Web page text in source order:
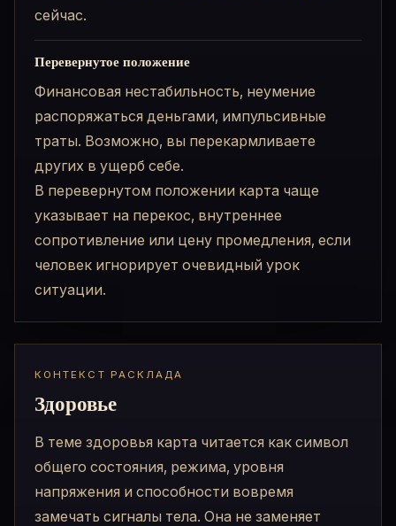
сейчас.
Перевернутое положение
Финансовая нестабильность, неумение
распоряжаться деньгами, импульсивные
траты. Возможно, вы перекармливаете
других в ущерб себе.
В перевернутом положении карта чаще
указывает на перекос, внутреннее
сопротивление или цену промедления, если
человек игнорирует очевидный урок
ситуации.
КОНТЕКСТ РАСКЛАДА
Здоровье
В теме здоровья карта читается как символ
общего состояния, режима, уровня
напряжения и способности вовремя
замечать сигналы тела. Она не заменяет